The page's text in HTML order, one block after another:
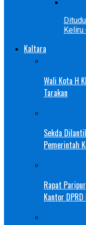
Keliru
Kaltara
Wali Kota H
Tarakan
Sekda
Pemerintah
Rapat
Kantor